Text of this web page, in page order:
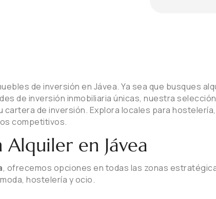
de inversión en Jávea. Ya sea que busques
de inversión inmobiliaria únicas, nuestra
de inversión. Explora locales para
competitivos.
en Jávea
, ofrecemos opciones en todas las zonas
hostelería y ocio.